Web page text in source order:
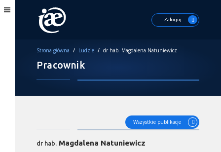
Zaloguj
Strona główna / Ludzie / dr hab. Magdalena Natuniewicz
Pracownik
Wszystkie publikacje
dr hab. Magdalena Natuniewicz